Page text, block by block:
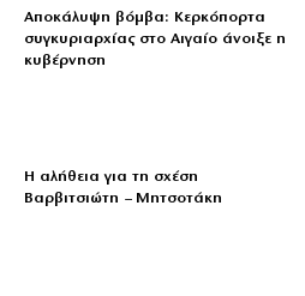
Αποκάλυψη βόμβα: Κερκόπορτα
συγκυριαρχίας στο Αιγαίο άνοιξε η
κυβέρνηση
Η αλήθεια για τη σχέση
Βαρβιτσιώτη – Μητσοτάκη